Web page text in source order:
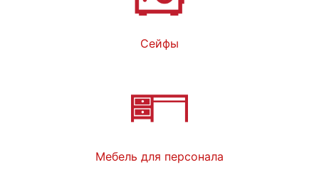
Сейфы
Мебель для персонала